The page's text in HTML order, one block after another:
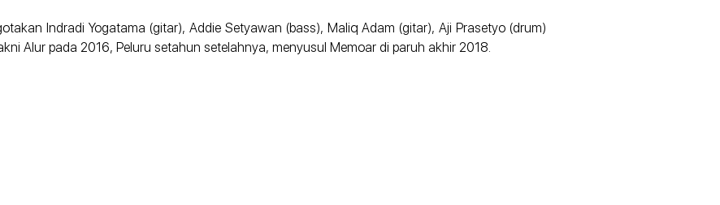
Indradi Yogatama (gitar), Addie Setyawan (bass), Maliq Adam (gitar), Aji Prasetyo (drum)
Alur pada 2016, Peluru setahun setelahnya, menyusul Memoar di paruh akhir 2018.